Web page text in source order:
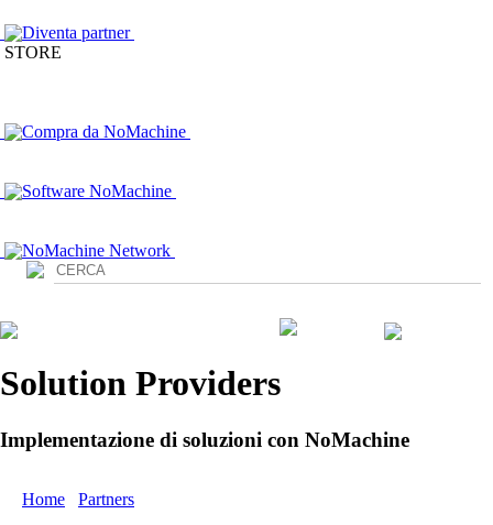
Diventa partner
STORE
Compra da NoMachine
Software NoMachine
NoMachine Network
Solution Providers
Implementazione di soluzioni con NoMachine
Home Partners